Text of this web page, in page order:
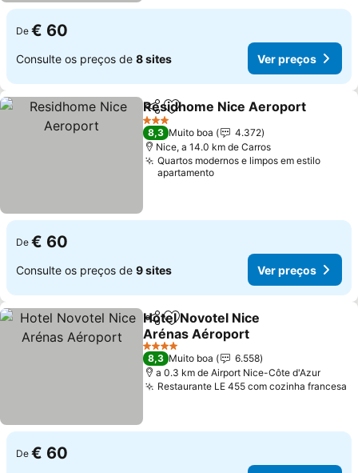
De € 60
Consulte os preços de 8 sites Ver preços
PartilharAdicionar aos favoritos
Residhome Nice Aeroport
3 Estrelas
8,3 Muito boa
4.372
Nice, a 14.0 km de Carros
Quartos modernos e limpos em estilo
apartamento
De € 60
Consulte os preços de 9 sites Ver preços
PartilharAdicionar aos favoritos
Hotel Novotel Nice
Arénas Aéroport
Ver preços
4 Estrelas
8,3 Muito boa
6.558
a 0.3 km de Airport Nice-Côte d'Azur
Restaurante LE 455 com cozinha francesa
De € 60